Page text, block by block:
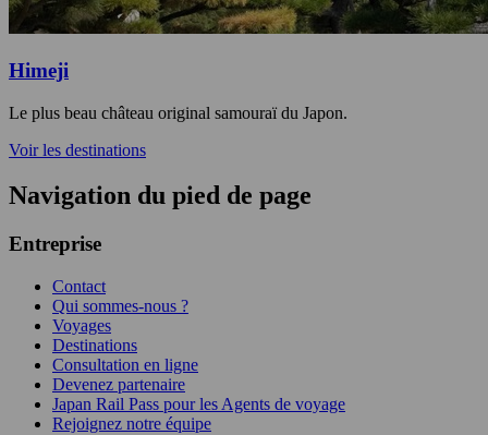
Himeji
Le plus beau château original samouraï du Japon.
Voir les destinations
Navigation du pied de page
Entreprise
Contact
Qui sommes-nous ?
Voyages
Destinations
Consultation en ligne
Devenez partenaire
Japan Rail Pass pour les Agents de voyage
Rejoignez notre équipe